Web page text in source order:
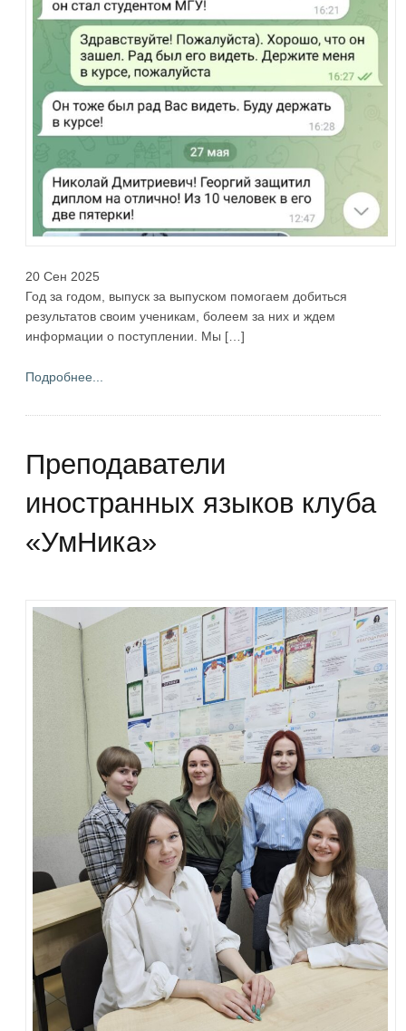
20 Сен 2025
Год за годом, выпуск за выпуском помогаем добиться
результатов своим ученикам, болеем за них и ждем
информации о поступлении. Мы […]
Подробнее...
Преподаватели
иностранных языков клуба
«УмНика»